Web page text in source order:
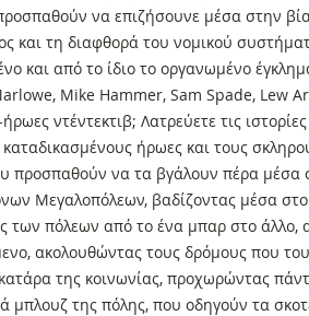
να επιζήσουνε μέσα στην
και τη διαφθορά του νομικού
και από το ίδιο το οργανωμένο
Mike Hammer, Sam Spade, Lew
ντέντεκτιβ; Λατρεύετε τις ιστορίες
καταδικασμένους ήρωες και τους
προσπαθούν να τα βγάλουν πέρα μέσα
Μεγαλοπόλεων, βαδίζοντας μέσα
των πόλεων από το ένα μπαρ στο άλλο,
ακολουθώντας τους δρόμους που
της κοινωνίας, προχωρώντας
μπλουζ της πόλης, που οδηγούν τα